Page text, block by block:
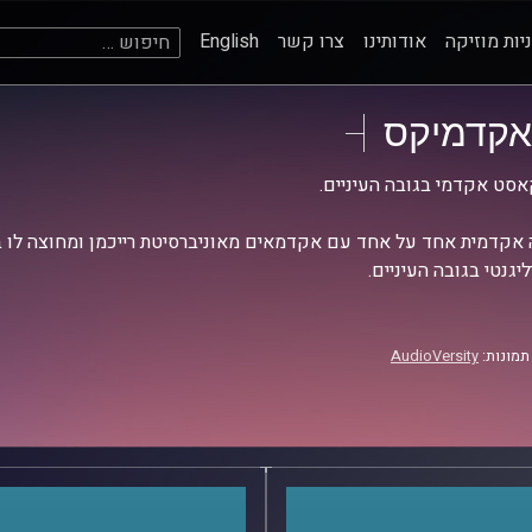
מוזיקה אודותינו צרו קשר English חיפוש:
אקדמיקס
אקדמי בגובה העיניים.
אקדמית אחד על אחד עם אקדמאים מאוניברסיטת רייכמן ומחוצה לו
בגובה העיניים.
AudioVersity